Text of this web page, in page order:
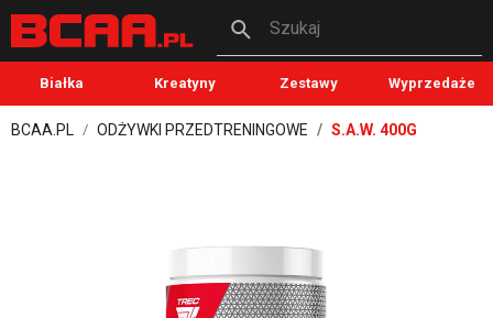
Szukaj
Białka Kreatyny Zestawy Wyprzedaże
BCAA.PL ODŻYWKI PRZEDTRENINGOWE S.A.W. 400G